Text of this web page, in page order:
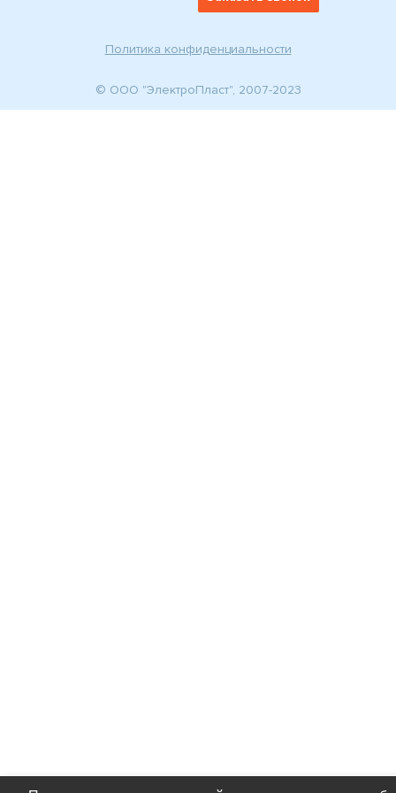
Политика конфиденциальности
© ООО "ЭлектроПласт", 2007-2023